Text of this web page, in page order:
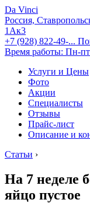
Da Vinci
Россия,
1Ак3
+7 (928) 822-49-...
Время работы: Пн-
Услуги и Цены
Фото
Акции
Специалисты
Отзывы
Прайс-лист
Описание и
Статьи ›
На 7 неделе
яйцо пустое